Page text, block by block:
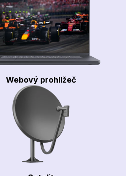
Webový prohlížeč